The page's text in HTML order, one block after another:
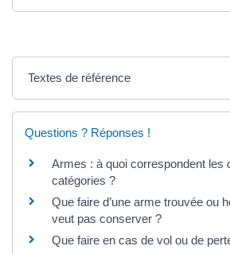
Textes de référence
Questions ? Réponses !
Armes : à quoi correspondent les
catégories ?
Que faire d’une arme trouvée ou
veut pas conserver ?
Que faire en cas de vol ou de